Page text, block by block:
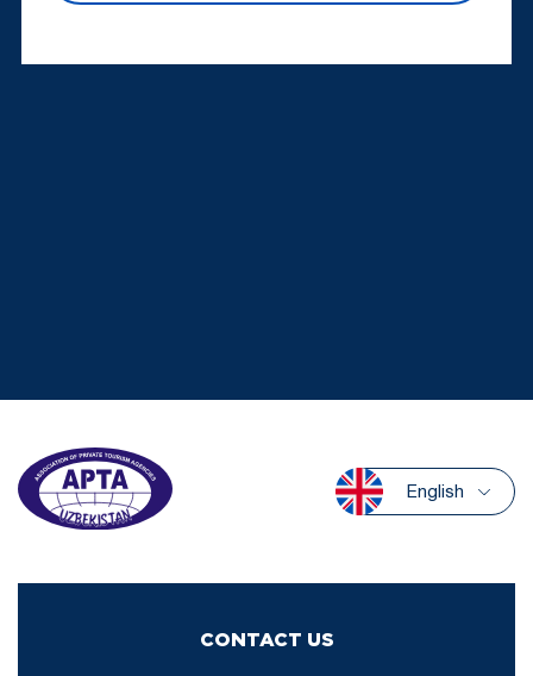
English
CONTACT US